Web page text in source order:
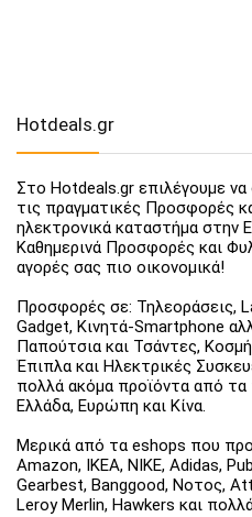
Hotdeals.gr
Στο Hotdeals.gr επιλέγουμε
τις πραγματικές Προσφορές
ηλεκτρονικά καταστήμα στην
Καθημερινά Προσφορές και
αγορές σας πιο οικονομικά!
Προσφορές σε: Τηλεοράσεις,
Gadget, Κινητά-Smartphone
Παπούτσια και Τσάντες,
Έπιπλα και Ηλεκτρικές
πολλά ακόμα προϊόντα από τα
Ελλάδα, Ευρώπη και Κίνα.
Μερικά από τα eshops που
Amazon, IKEA, NIKE, Adidas,
Gearbest, Banggood, Νοτος,
Leroy Merlin, Hawkers και